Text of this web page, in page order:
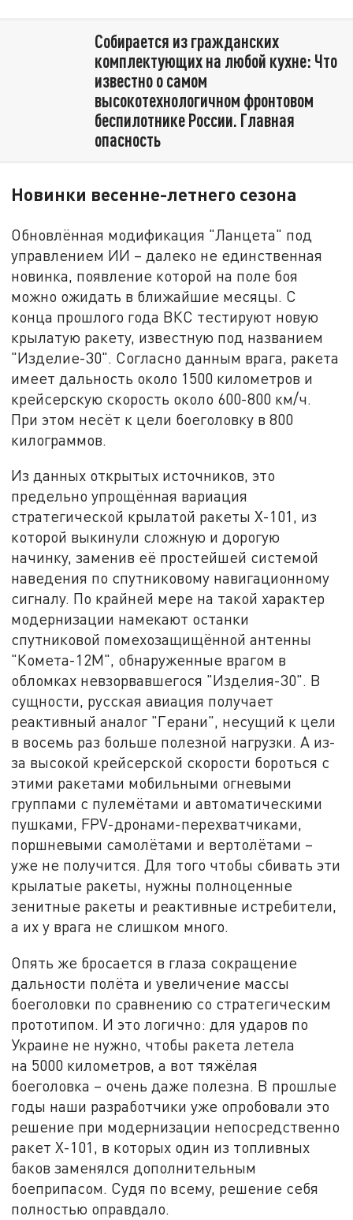
Собирается из гражданских
комплектующих на любой кухне: Что
известно о самом
высокотехнологичном фронтовом
беспилотнике России. Главная
опасность
Новинки весенне-летнего сезона
Обновлённая модификация "Ланцета" под
управлением ИИ – далеко не единственная
новинка, появление которой на поле боя
можно ожидать в ближайшие месяцы. С
конца прошлого года ВКС тестируют новую
крылатую ракету, известную под названием
"Изделие-30". Согласно данным врага, ракета
имеет дальность около 1500 километров и
крейсерскую скорость около 600-800 км/ч.
При этом несёт к цели боеголовку в 800
килограммов.
Из данных открытых источников, это
предельно упрощённая вариация
стратегической крылатой ракеты Х-101, из
которой выкинули сложную и дорогую
начинку, заменив её простейшей системой
наведения по спутниковому навигационному
сигналу. По крайней мере на такой характер
модернизации намекают останки
спутниковой помехозащищённой антенны
"Комета-12М", обнаруженные врагом в
обломках невзорвавшегося "Изделия-30". В
сущности, русская авиация получает
реактивный аналог "Герани", несущий к цели
в восемь раз больше полезной нагрузки. А из-
за высокой крейсерской скорости бороться с
этими ракетами мобильными огневыми
группами с пулемётами и автоматическими
пушками, FPV-дронами-перехватчиками,
поршневыми самолётами и вертолётами –
уже не получится. Для того чтобы сбивать эти
крылатые ракеты, нужны полноценные
зенитные ракеты и реактивные истребители,
а их у врага не слишком много.
Опять же бросается в глаза сокращение
дальности полёта и увеличение массы
боеголовки по сравнению со стратегическим
прототипом. И это логично: для ударов по
Украине не нужно, чтобы ракета летела
на 5000 километров, а вот тяжёлая
боеголовка – очень даже полезна. В прошлые
годы наши разработчики уже опробовали это
решение при модернизации непосредственно
ракет Х-101, в которых один из топливных
баков заменялся дополнительным
боеприпасом. Судя по всему, решение себя
полностью оправдало.